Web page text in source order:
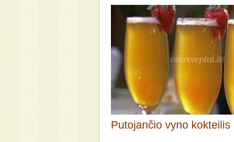
Putojančio vyno kokteilis